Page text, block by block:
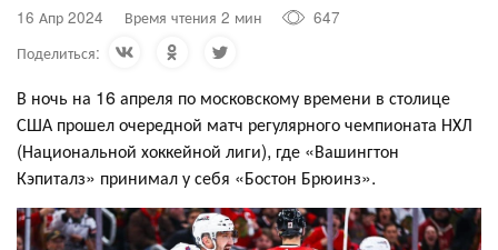
16 Апр 2024 Время чтения 2 мин
647
Поделиться:
В ночь на 16 апреля по московскому времени в столице
США прошел очередной матч регулярного чемпионата НХЛ
(Национальной хоккейной лиги), где «Вашингтон
Кэпиталз» принимал у себя «Бостон Брюинз».